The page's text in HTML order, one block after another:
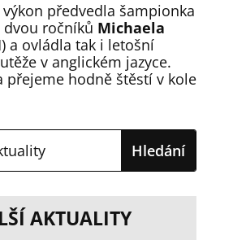
předvedla šampionka
ročníků Michaela
a ovládla tak i letošní
v anglickém jazyce.
přejeme hodně štěstí v kole
AKTUALITY